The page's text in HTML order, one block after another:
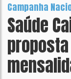
Campanha
Saúde